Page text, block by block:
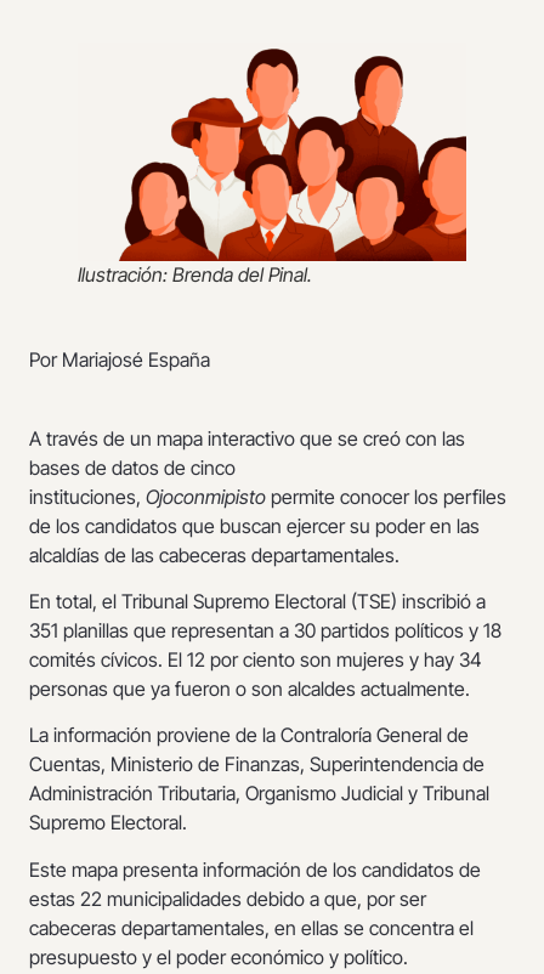
Ilustración: Brenda del Pinal.
Por Mariajosé España
A través de un mapa interactivo que se creó con las
bases de datos de cinco
instituciones, Ojoconmipisto permite conocer los perfiles
de los candidatos que buscan ejercer su poder en las
alcaldías de las cabeceras departamentales.
En total, el Tribunal Supremo Electoral (TSE) inscribió a
351 planillas que representan a 30 partidos políticos y 18
comités cívicos. El 12 por ciento son mujeres y hay 34
personas que ya fueron o son alcaldes actualmente.
La información proviene de la Contraloría General de
Cuentas, Ministerio de Finanzas, Superintendencia de
Administración Tributaria, Organismo Judicial y Tribunal
Supremo Electoral.
Este mapa presenta información de los candidatos de
estas 22 municipalidades debido a que, por ser
cabeceras departamentales, en ellas se concentra el
presupuesto y el poder económico y político.